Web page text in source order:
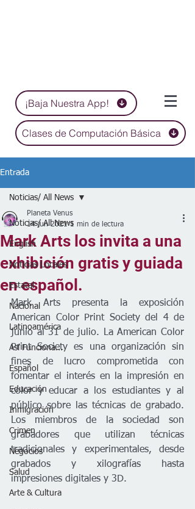
¡Baja Nuestra App!
Clases de Computación Básica
Entrada
Noticias/ All News
English
Noticias Locales
Estatal
Nacional
Latinoamérica
Así Funciona...
Español
Educación
Inmigración
Crimen
Negocios
Salud
Arte & Cultura
Noticias/ All News
Mark Arts los invita a una
exhibición gratis y guiada
en español.
Planeta Venus
14 jun 2021 1 min de lectura
Mark Arts presenta la exposición
American Color Print Society del 4 de
junio al 31 de julio. La American Color
Print Society es una organización sin
fines de lucro comprometida con
fomentar el interés en la impresión en
color y educar a los estudiantes y al
público sobre las técnicas de grabado.
Los miembros de la sociedad son
grabadores que utilizan técnicas
tradicionales y experimentales, desde
grabados y xilografías hasta
impresiones digitales y 3D.